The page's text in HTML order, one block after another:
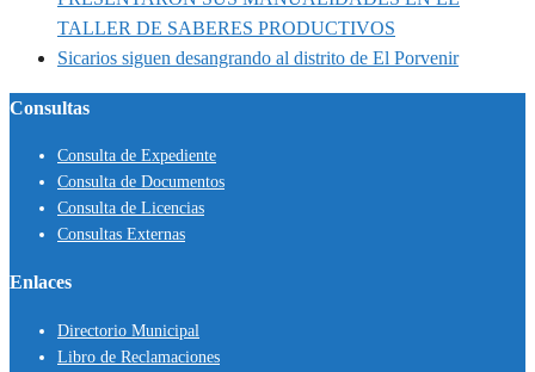
TALLER DE SABERES PRODUCTIVOS
Sicarios siguen desangrando al distrito de El Porvenir
Consultas
Consulta de Expediente
Consulta de Documentos
Consulta de Licencias
Consultas Externas
Enlaces
Directorio Municipal
Libro de Reclamaciones